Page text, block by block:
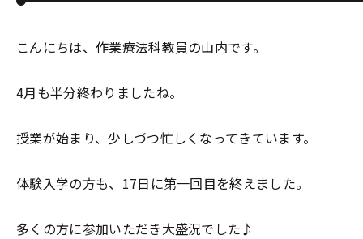
こんにちは、作業療法科教員の山内です。
4月も半分終わりましたね。
授業が始まり、少しづつ忙しくなってきています。
体験入学の方も、17日に第一回目を終えました。
多くの方に参加いただき大盛況でした♪